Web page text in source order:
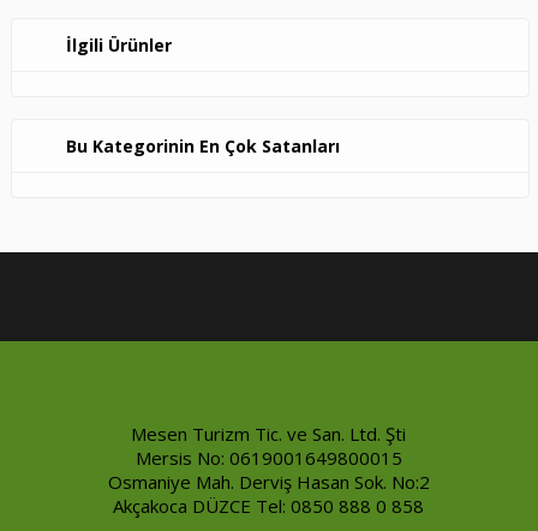
İlgili Ürünler
Bu Kategorinin En Çok Satanları
Mesen Turizm Tic. ve San. Ltd. Şti
Mersis No: 0619001649800015
Osmaniye Mah. Derviş Hasan Sok. No:2
Akçakoca DÜZCE Tel: 0850 888 0 858